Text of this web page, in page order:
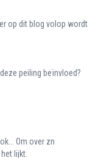
op dit blog volop wordt
peiling beïnvloed?
Om over zn
lijkt.